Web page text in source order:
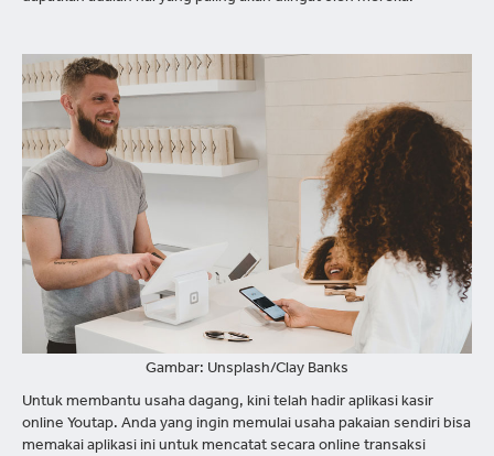
Gambar: Unsplash/Clay Banks
Untuk membantu usaha dagang, kini telah hadir aplikasi kasir
online Youtap. Anda yang ingin memulai usaha pakaian sendiri bisa
memakai aplikasi ini untuk mencatat secara online transaksi